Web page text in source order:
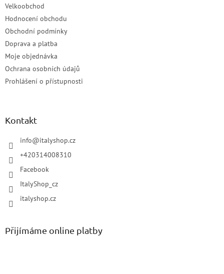
Velkoobchod
Hodnocení obchodu
Obchodní podmínky
Doprava a platba
Moje objednávka
Ochrana osobních údajů
Prohlášení o přístupnosti
Kontakt
info@italyshop.cz
+420314008310
Facebook
ItalyShop_cz
italyshop.cz
Přijímáme online platby